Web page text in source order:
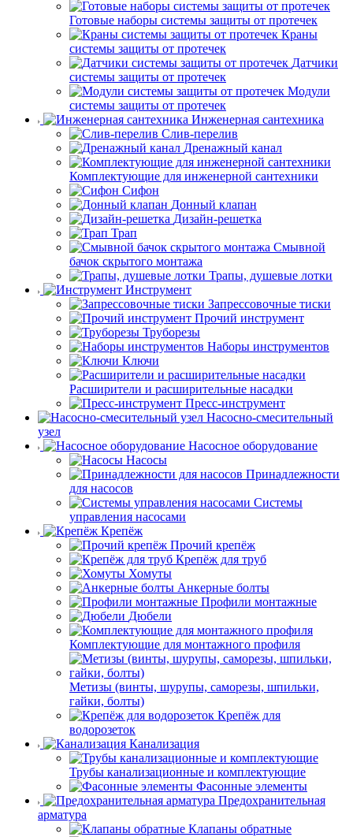
Готовые наборы системы защиты от протечек
Краны
системы защиты от протечек
Датчики
системы защиты от протечек
Модули
системы защиты от протечек
Инженерная сантехника
Слив-перелив
Дренажный канал
Комплектующие для инженерной сантехники
Сифон
Донный клапан
Дизайн-решетка
Трап
Смывной
бачок скрытого монтажа
Трапы, душевые лотки
Инструмент
Запрессовочные тиски
Прочий инструмент
Труборезы
Наборы инструментов
Ключи
Расширители и расширительные насадки
Пресс-инструмент
Насосно-смесительный
узел
Насосное оборудование
Насосы
Принадлежности
для насосов
Системы
управления насосами
Крепёж
Прочий крепёж
Крепёж для труб
Хомуты
Анкерные болты
Профили монтажные
Дюбели
Комплектующие для монтажного профиля
Метизы (винты, шурупы, саморезы, шпильки,
гайки, болты)
Крепёж для
водорозеток
Канализация
Трубы канализационные и комплектующие
Фасонные элементы
Предохранительная
арматура
Клапаны обратные